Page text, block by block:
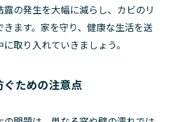
の発生を大幅に減らし、カビのリ
ます。家を守り、健康な生活を送
取り入れていきましょう。
ための注意点